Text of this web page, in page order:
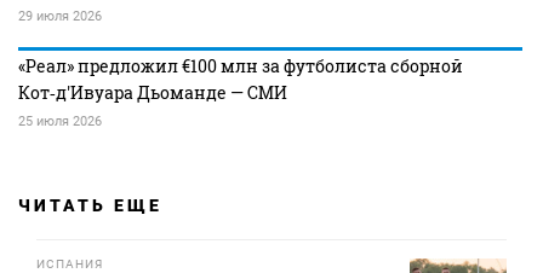
29 июля 2026
«Реал» предложил €100 млн за футболиста сборной
Кот‑д'Ивуара Дьоманде — СМИ
25 июля 2026
ЧИТАТЬ ЕЩЕ
ИСПАНИЯ